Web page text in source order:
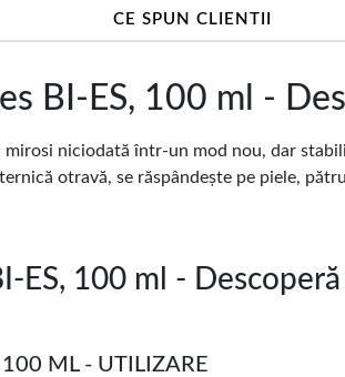
CE SPUN CLIENTII
BI-ES, 100 ml -
niciodată într-un mod nou, dar
otravă, se răspândește pe piele,
ES, 100 ml -
100 ML - UTILIZARE